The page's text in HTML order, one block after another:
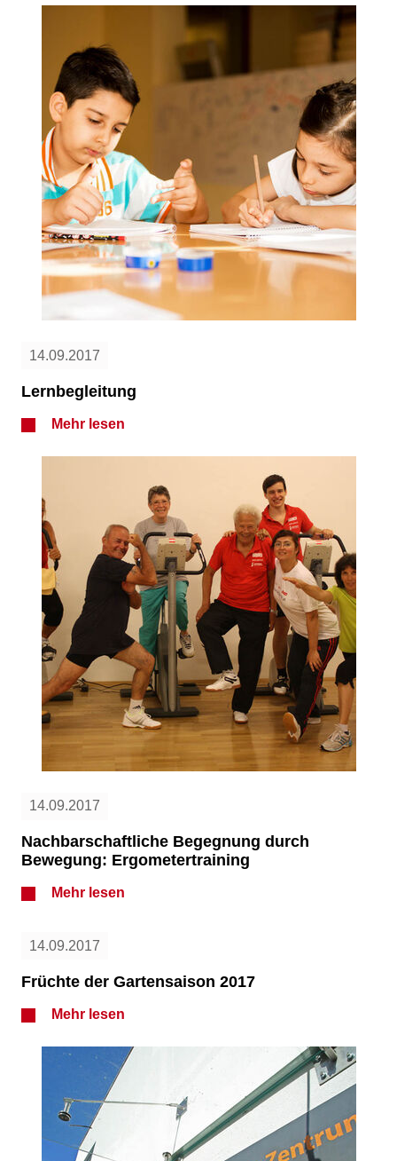
14.09.2017
Lernbegleitung
Mehr lesen
14.09.2017
Nachbarschaftliche Begegnung durch
Bewegung: Ergometertraining
Mehr lesen
14.09.2017
Früchte der Gartensaison 2017
Mehr lesen